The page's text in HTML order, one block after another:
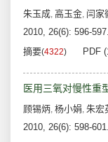
朱玉成, 高玉金, 闫家
2010, 26(6): 596-597.
摘要(4322) PDF
医用三氧对慢性重
顾锡炳, 杨小娟, 朱宏
2010, 26(6): 598-601.